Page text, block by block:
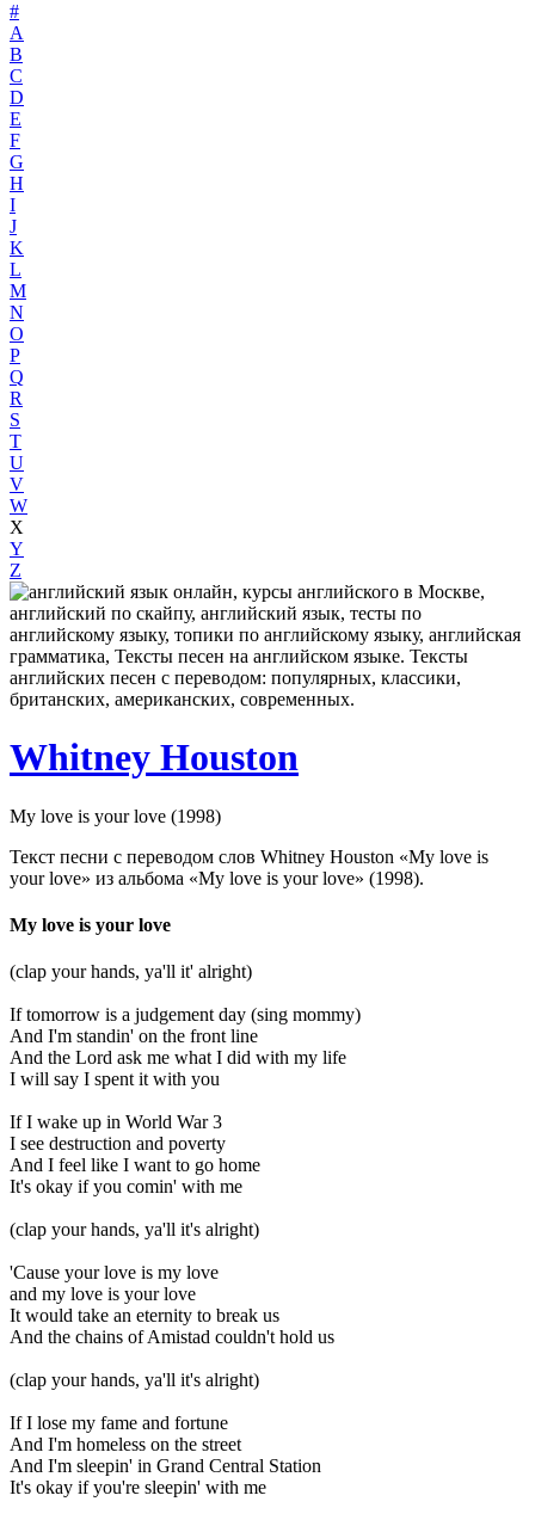
#
A
B
C
D
E
F
G
H
I
J
K
L
M
N
O
P
Q
R
S
T
U
V
W
X
Y
Z
Whitney Houston
My love is your love (1998)
Текст песни с переводом слов Whitney Houston «My love is
your love» из альбома «My love is your love» (1998).
My love is your love
(clap your hands, ya'll it' alright)
If tomorrow is a judgement day (sing mommy)
And I'm standin' on the front line
And the Lord ask me what I did with my life
I will say I spent it with you
If I wake up in World War 3
I see destruction and poverty
And I feel like I want to go home
It's okay if you comin' with me
(clap your hands, ya'll it's alright)
'Cause your love is my love
and my love is your love
It would take an eternity to break us
And the chains of Amistad couldn't hold us
(clap your hands, ya'll it's alright)
If I lose my fame and fortune
And I'm homeless on the street
And I'm sleepin' in Grand Central Station
It's okay if you're sleepin' with me